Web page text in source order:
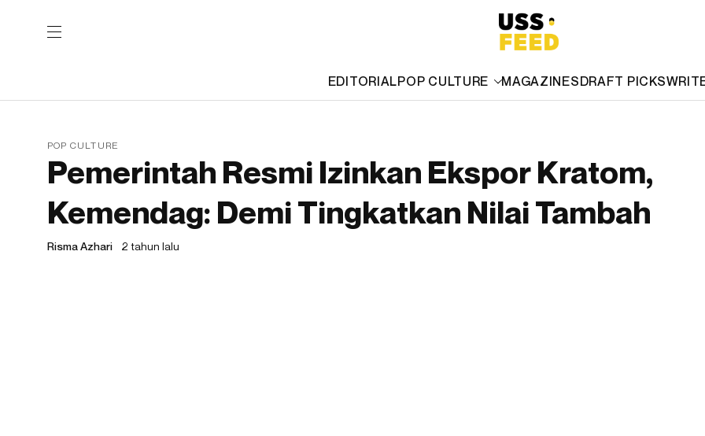
EDITORIALPOP CULTURE MAGAZINESDRAFT PICKS
POP CULTURE
Pemerintah Resmi Izinkan Ekspor Kratom,
Kemendag: Demi Tingkatkan Nilai Tambah
Risma Azhari 2 tahun lalu